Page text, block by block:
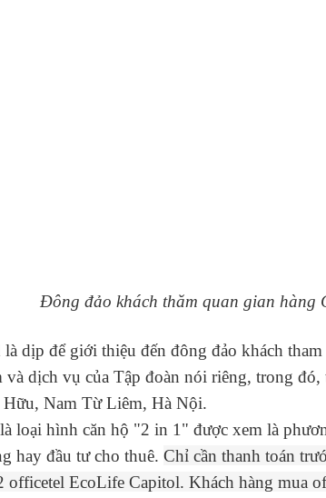
Đông đảo khách thăm quan gian hàng
dịp để giới thiệu đến đông đảo khách
và dịch vụ của Tập đoàn nói riêng, trong
Hữu, Nam Từ Liêm, Hà Nội.
loại hình căn hộ "2 in 1" được xem là
hay đầu tư cho thuê. Chỉ cần thanh toán
officetel EcoLife Capitol. Khách hàng mua